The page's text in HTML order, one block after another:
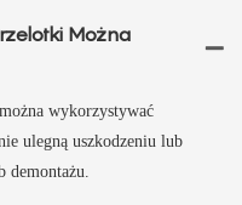
Można
wykorzystywać
ulegną uszkodzeniu lub
demontażu.